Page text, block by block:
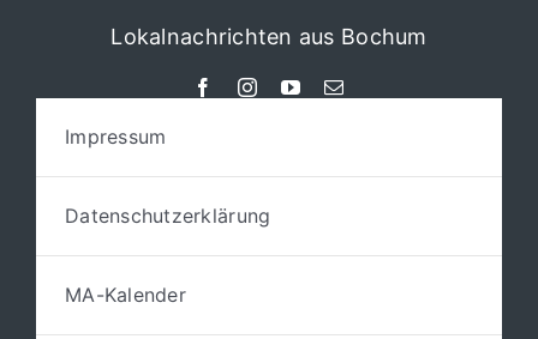
Lokalnachrichten aus Bochum
Impressum
Datenschutzerklärung
MA-Kalender